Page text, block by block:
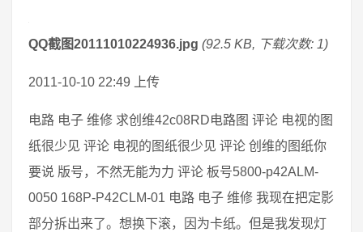
QQ截图20111010224936.jpg (92.5 KB, 下载次数: 1)
2011-10-10 22:49 上传
电路 电子 维修 求创维42c08RD电路图 评论 电视的图
纸很少见 评论 电视的图纸很少见 评论 创维的图纸你
要说 版号，不然无能为力 评论 板号5800-p42ALM-
0050 168P-P42CLM-01 电路 电子 维修 我现在把定影
部分拆出来了。想换下滚，因为卡纸。但是我发现灯